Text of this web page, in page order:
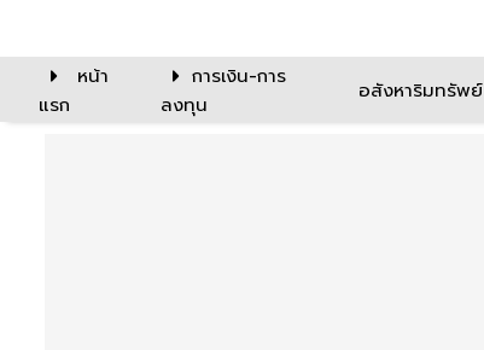
หน้า
แรก
การเงิน-การ
ลงทุน
อสังหาริมทรัพย์